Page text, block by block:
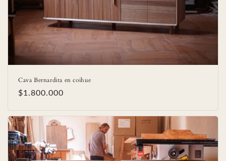
Cava Bernardita en coihue
Precio
$1.800.000